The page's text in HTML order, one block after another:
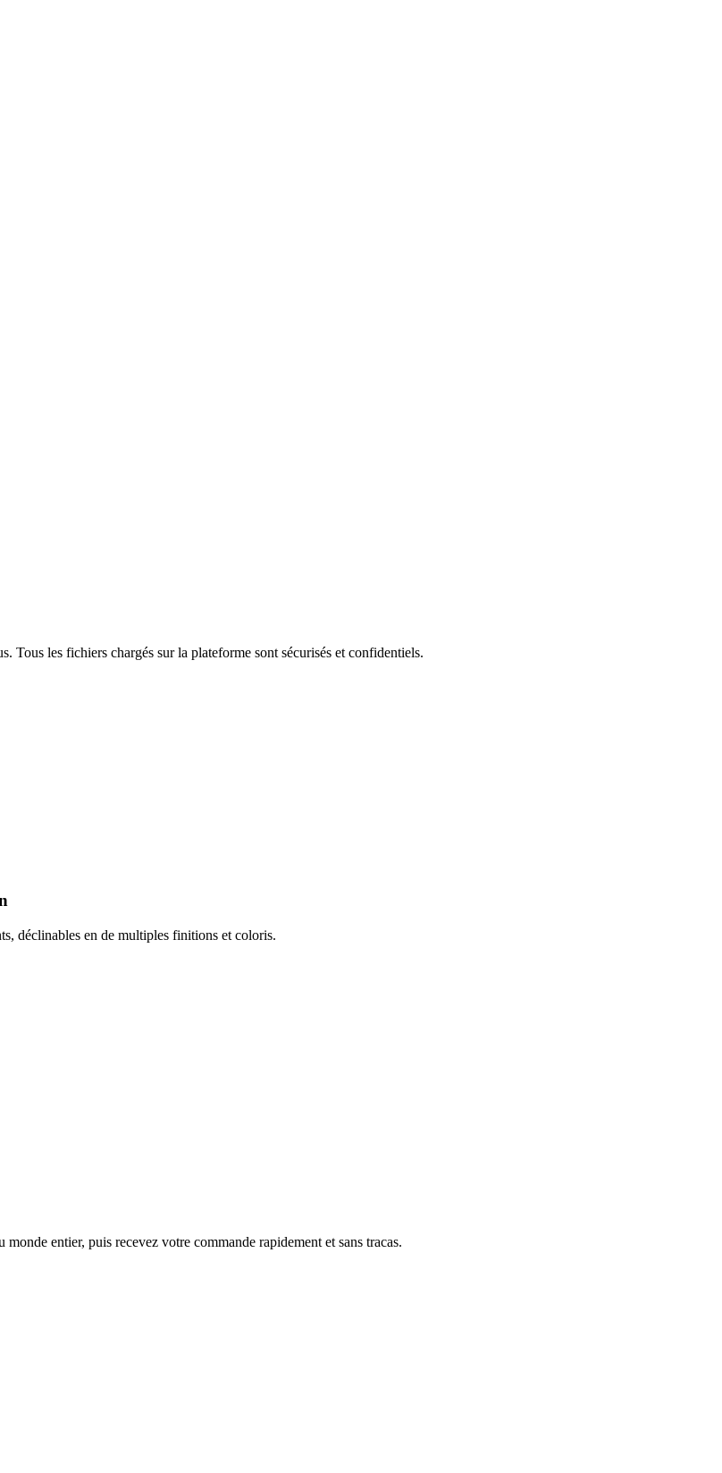
les fichiers chargés sur la plateforme sont sécurisés et confidentiels.
déclinables en de multiples finitions et coloris.
entier, puis recevez votre commande rapidement et sans tracas.